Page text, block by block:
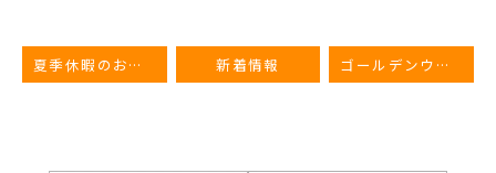
夏季休暇のお知らせ 新着情報 ゴールデンウイーク 休診のお知らせ